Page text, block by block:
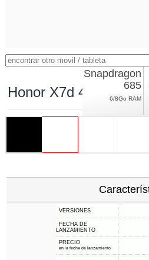
Honor X7d 4G
Snapdragon
685
6/8Go RAM
VERSIONES
FECHA DE
LANZAMIENTO
PRECIO
en la fecha de lanzamiento